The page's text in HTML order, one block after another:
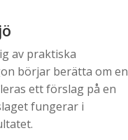
av praktiska
börjar berätta om en
ett förslag på en
fungerar i